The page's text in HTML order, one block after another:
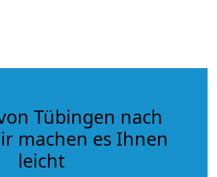
Tübingen nach
machen es Ihnen
leicht